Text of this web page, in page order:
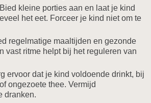
Bied kleine porties aan en laat je kind
het eet. Forceer je kind niet om te
regelmatige maaltijden en gezonde
vast ritme helpt bij het reguleren van
ervoor dat je kind voldoende drinkt, bij
ongezoete thee. Vermijd
dranken.